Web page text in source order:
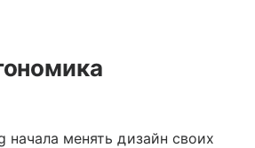
начала менять дизайн своих